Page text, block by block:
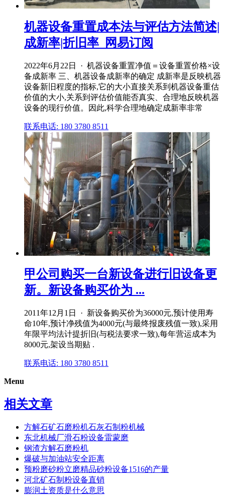
机器设备重置成本法与评估方法简述|
成新率|折旧率_网易订阅
2022年6月22日 · 机器设备重置净值＝设备重置价格×设
备成新率 三、机器设备成新率的确定 成新率是反映机器
设备新旧程度的指标,它的大小直接关系到机器设备重估
价值的大小,关系到评估价值能否真实、合理地反映机器
设备的现行价值。因此,科学合理地确定成新率非常
联系电话: 180 3780 8511
甲公司购买一台新设备进行旧设备更
新。新设备购买价为 ...
2011年12月1日 · 新设备购买价为36000元,预计使用寿
命10年,预计净残值为4000元(与最终报废残值一致),采用
年限平均法计提折旧(与税法要求一致),每年营运成本为
8000元,架设当期贴 .
联系电话: 180 3780 8511
Menu
相关文章
方解石矿石磨粉机石灰石制粉机械
东北机械厂滑石粉设备雷蒙磨
钢渣方解石磨粉机
爆破与加油站安全距离
预粉磨砂粉立磨精品砂粉设备1516的产量
河北矿石制粉设备直销
膨润土资质是什么意思